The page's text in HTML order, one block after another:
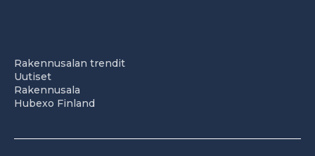
Rakennusalan trendit
Uutiset
Rakennusala
Hubexo Finland